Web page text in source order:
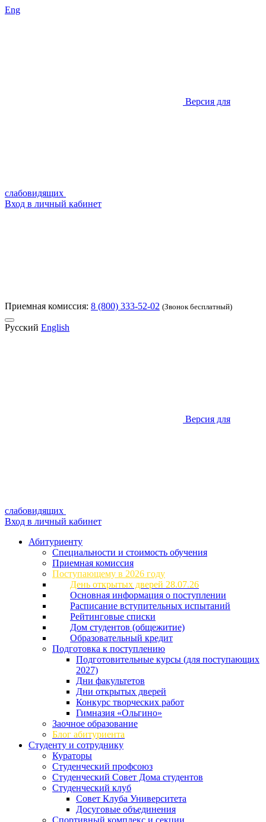
Eng
Версия для
слабовидящих
Вход в личный кабинет
Приемная комиссия: 8 (800) 333-52-02 (Звонок бесплатный)
Русский English
Версия для
слабовидящих
Вход в личный кабинет
Абитуриенту
Специальности и стоимость обучения
Приемная комиссия
Поступающему в 2026 году
День открытых дверей 28.07.26
Основная информация о поступлении
Расписание вступительных испытаний
Рейтинговые списки
Дом студентов (общежитие)
Образовательный кредит
Подготовка к поступлению
Подготовительные курсы (для поступающих
2027)
Дни факультетов
Дни открытых дверей
Конкурс творческих работ
Гимназия «Ольгино»
Заочное образование
Блог абитуриента
Студенту и сотруднику
Кураторы
Студенческий профсоюз
Студенческий Совет Дома студентов
Студенческий клуб
Совет Клуба Университета
Досуговые объединения
Спортивный комплекс и секции